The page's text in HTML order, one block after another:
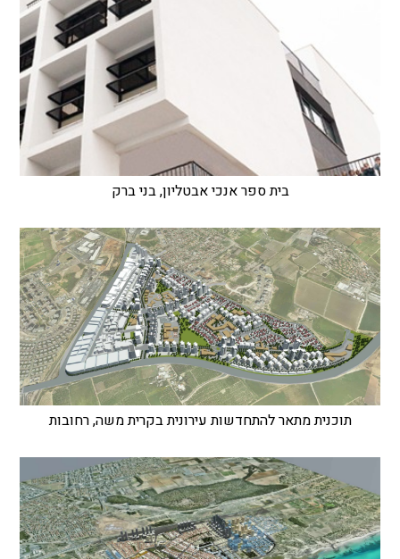
בית ספר אנכי אבטליון, בני ברק
תוכנית מתאר להתחדשות עירונית בקרית משה, רחובות